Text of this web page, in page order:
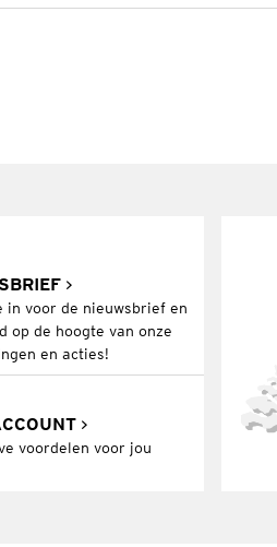
in voor de nieuwsbrief en
op de hoogte van onze
en acties!
voordelen voor jou